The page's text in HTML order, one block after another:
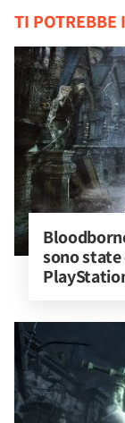
TI POTREBBE
sono